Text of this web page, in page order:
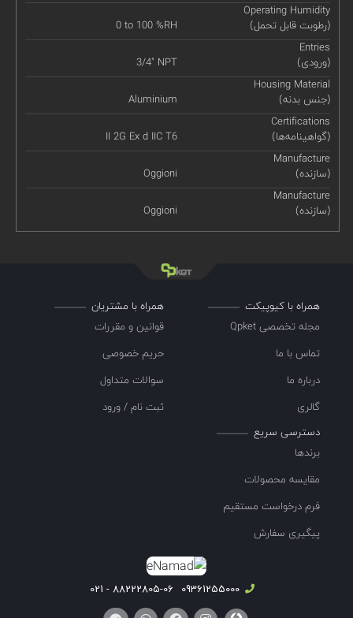
Operating Humidity
(رطوبت قابل تحمل)
0 to 100 %RH
Entries
(ورودی)
3/4" NPT
Housing Material
(جنس بدنه)
Aluminium
Certifications
(گواهینامه‌ها)
II 2G Ex d IIC T6
Manufacture
(سازنده)
Oggioni
Manufacture
(سازنده)
Oggioni
همراه با کیوپیکت
مجله تخصصی Qpket
تماس با ما
درباره ما
گالری
همراه با مشتریان
قوانین و مقررات
حریم خصوصی
سوالات متداول
ثبت نام / ورود
دسترسی سریع
برندها
مقایسه محصولات
فرم درخواست مستقیم
پیگیری سفارش
09361255000
88222805-06 - 021